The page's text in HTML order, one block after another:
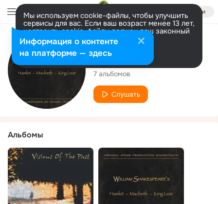
Войти
Мы используем cookie-файлы, чтобы улучшить
сервисы для вас. Если ваш возраст менее 13 лет,
настроить cookie-файлы должен ваш законный
представитель. Больше информации
Разрешить все Настроить
Исполнитель
Daniel Thompson
7 альбомов
Слушать
Альбомы
Информация о контенте
на платформе — здесь